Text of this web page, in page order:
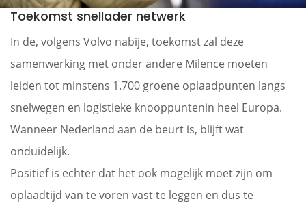
Toekomst snellader netwerk
In de, volgens Volvo nabije, toekomst zal deze
samenwerking met onder andere Milence moeten
leiden tot minstens 1.700 groene oplaadpunten langs
snelwegen en logistieke knooppuntenin heel Europa.
Wanneer Nederland aan de beurt is, blijft wat
onduidelijk.
Positief is echter dat het ook mogelijk moet zijn om
oplaadtijd van te voren vast te leggen en dus te